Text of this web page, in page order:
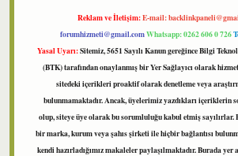
Reklam ve İletişim:E-mail:
forumhizmeti@gmail.comWhatsapp: 0262 606 0 726
Yasal Uyarı:Sitemiz, 5651 Sayılı Kanun gereğince Bilgi
(BTK) tarafından onaylanmış bir Yer Sağlayıcı olarak
sitedeki içerikleri proaktif olarak denetleme veya
bulunmamaktadır. Ancak, üyelerimiz yazdıkları içeriklerin
olup, siteye üye olarak bu sorumluluğu kabul etmiş sayılırlar.
bir marka, kurum veya şahıs şirketi ile hiçbir bağlantısı
kendi hazırladığımız makaleler paylaşılmaktadır. Burada